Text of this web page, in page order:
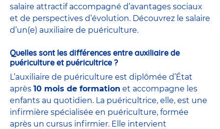
salaire attractif accompagné d’avantages sociaux
et de perspectives d’évolution. Découvrez le salaire
d’un(e) auxiliaire de puériculture.
Quelles sont les différences entre auxiliaire de
puériculture et puéricultrice ?
L’auxiliaire de puériculture est diplômée d’État
après 10 mois de formation et accompagne les
enfants au quotidien. La puéricultrice, elle, est une
infirmière spécialisée en puériculture, formée
après un cursus infirmier. Elle intervient